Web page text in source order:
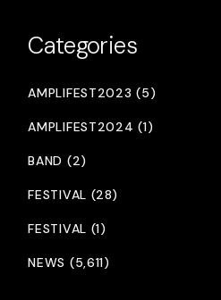
Categories
AMPLIFEST2023 (5)
AMPLIFEST2024 (1)
BAND (2)
FESTIVAL (28)
FESTIVAL (1)
NEWS (5,611)